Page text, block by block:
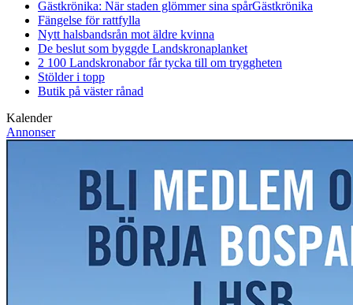
Gästkrönika: När staden glömmer sina spårGästkrönika
Fängelse för rattfylla
Nytt halsbandsrån mot äldre kvinna
De beslut som byggde Landskronaplanket
2 100 Landskronabor får tycka till om tryggheten
Stölder i topp
Butik på väster rånad
Kalender
Annonser